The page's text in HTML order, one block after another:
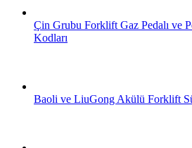
Çin Grubu Forklift Gaz Pedalı ve
Kodları
Baoli ve LiuGong Akülü Forklift